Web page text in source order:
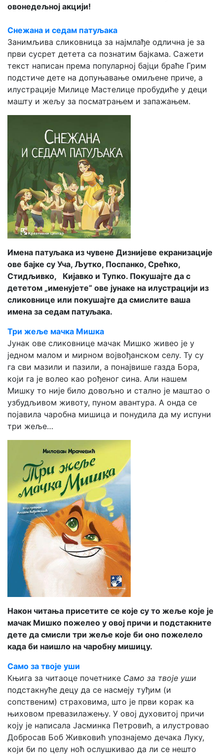
овонедељној акцији!
Снежана и седам патуљака
Занимљива сликовница за најмлађе одлична је за
први сусрет детета са познатим бајкама. Сажети
текст написан према популарној бајци браће Грим
подстиче дете на допуњавање омиљене приче, а
илустрације Милице Мастелице пробудиће у деци
машту и жељу за посматрањем и запажањем.
Имена патуљака из чувене Дизнијеве екранизације
ове бајке су Уча, Љутко, Поспанко, Срећко,
Стидљивко, Кијавко и Тупко. Покушајте да с
дететом „именујете“ ове јунаке на илустрацији из
сликовнице или покушајте да смислите ваша
имена за седам патуљака.
Три жеље мачка Мишка
Јунак ове сликовнице мачак Мишко живео је у
једном малом и мирном војвођанском селу. Ту су
га сви мазили и пазили, а понајвише газда Бора,
који га је волео као рођеног сина. Али нашем
Мишку то није било довољно и стално је маштао о
узбудљивом животу, пуном авантура. А онда се
појавила чаробна мишица и понудила да му испуни
три жеље…
Након читања присетите се које су то жеље које је
мачак Мишко пожелео у овој причи и подстакните
дете да смисли три жеље које би оно пожелело
када би наишло на чаробну мишицу.
Само за твоје уши
Књига за читаоце почетнике Само за твоје уши
подстакнуће децу да се насмеју туђим (и
сопственим) страховима, што је први корак ка
њиховом превазилажењу. У овој духовитој причи
коју је написала Јасминка Петровић, а илустровао
Добросав Боб Живковић упознајемо дечака Луку,
који би по целу ноћ ослушкивао да ли се нешто